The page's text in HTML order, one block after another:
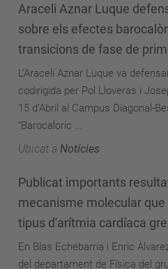
Araceli Aznar Luque
sobre els efectes
transicions de fase de
L’Araceli Aznar Luque va
codirigida per Pol Lloveras i
15 d’Abril al Campus Diagonal-
“Barocaloric ...
Ubicat a Notícies
Publicat importants
mecanisme molecular que
tipus d'arítmia cardíaca
En Blas Echebarria i Enric
del departament de Física del